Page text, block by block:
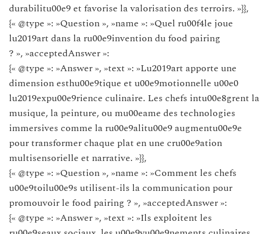
durabilitu00e9 et favorise la valorisation des terroirs. »}},
{« @type »: »Question », »name »: »Quel ru00f4le joue
lu2019art dans la ru00e9invention du food pairing
? », »acceptedAnswer »:
{« @type »: »Answer », »text »: »Lu2019art apporte une
dimension esthu00e9tique et u00e9motionnelle u00e0
lu2019expu00e9rience culinaire. Les chefs intu00e8grent la
musique, la peinture, ou mu00eame des technologies
immersives comme la ru00e9alitu00e9 augmentu00e9e
pour transformer chaque plat en une cru00e9ation
multisensorielle et narrative. »}},
{« @type »: »Question », »name »: »Comment les chefs
u00e9toilu00e9s utilisent-ils la communication pour
promouvoir le food pairing ? », »acceptedAnswer »:
{« @type »: »Answer », »text »: »Ils exploitent les